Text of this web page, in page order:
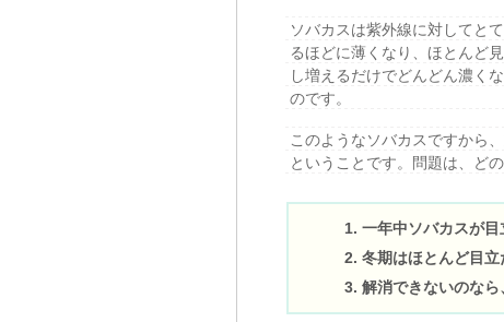
ソバカスは紫外線に対してと
るほどに薄くなり、ほとんど
し増えるだけでどんどん濃く
のです。
このようなソバカスですから
ということです。問題は、ど
一年中ソバカスが
冬期はほとんど目
解消できないのな